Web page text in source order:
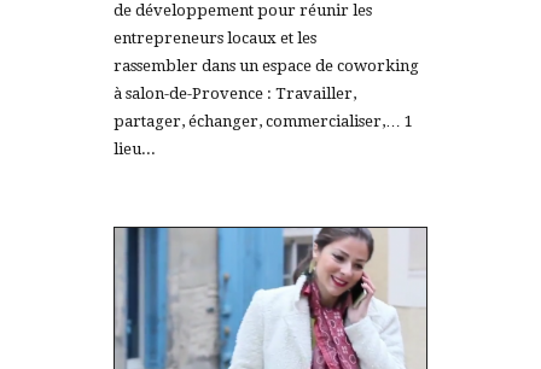
de développement pour réunir les
entrepreneurs locaux et les
rassembler dans un espace de coworking
à salon-de-Provence : Travailler,
partager, échanger, commercialiser,… 1
lieu...